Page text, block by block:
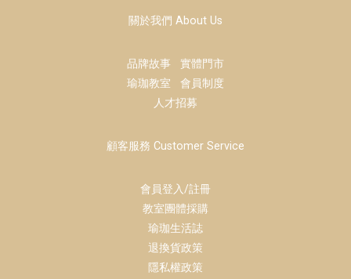
關於我們 About Us
品牌故事 實體門市
瑜珈教室 會員制度
人才招募
顧客服務 Customer Service
會員登入/註冊
教室團體採購
瑜珈生活誌
退換貨政策
隱私權政策